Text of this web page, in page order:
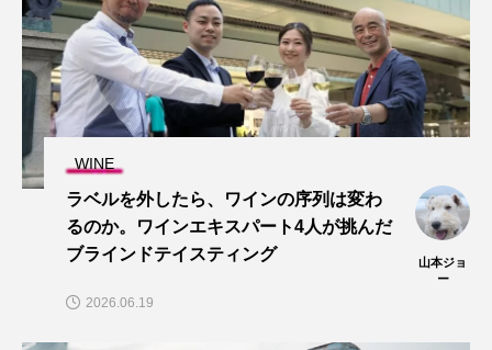
WINE
ラベルを外したら、ワインの序列は変わ
るのか。ワインエキスパート4人が挑んだ
ブラインドテイスティング
山本ジョ
ー
2026.06.19